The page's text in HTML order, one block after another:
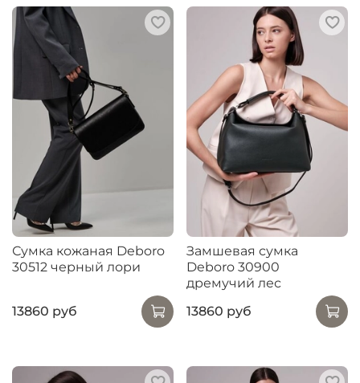
Сумка кожаная Deboro
30512 черный лори
13860 руб
Замшевая сумка
Deboro 30900
дремучий лес
13860 руб